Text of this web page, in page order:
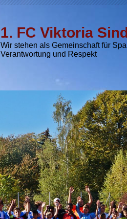
1. FC Viktoria
Wir stehen als Gemeinschaft für
Verantwortung und Respekt